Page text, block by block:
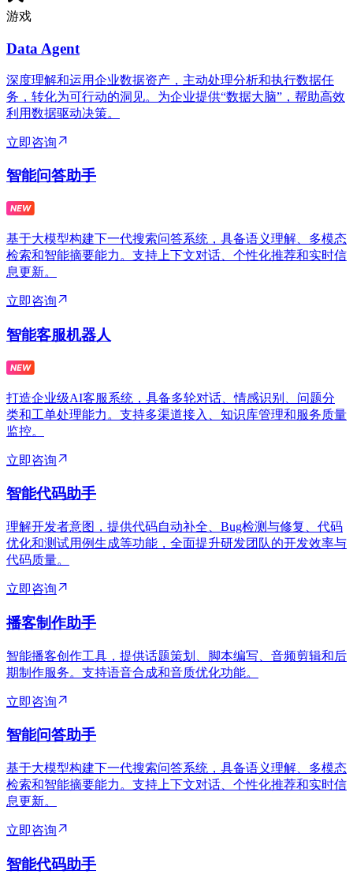
游戏
Data Agent
深度理解和运用企业数据资产，主动处理分析和执行数据任
务，转化为可行动的洞见。为企业提供“数据大脑”，帮助高效
利用数据驱动决策。
立即咨询
智能问答助手
基于大模型构建下一代搜索问答系统，具备语义理解、多模态
检索和智能摘要能力。支持上下文对话、个性化推荐和实时信
息更新。
立即咨询
智能客服机器人
打造企业级AI客服系统，具备多轮对话、情感识别、问题分
类和工单处理能力。支持多渠道接入、知识库管理和服务质量
监控。
立即咨询
智能代码助手
理解开发者意图，提供代码自动补全、Bug检测与修复、代码
优化和测试用例生成等功能，全面提升研发团队的开发效率与
代码质量。
立即咨询
播客制作助手
智能播客创作工具，提供话题策划、脚本编写、音频剪辑和后
期制作服务。支持语音合成和音质优化功能。
立即咨询
智能问答助手
基于大模型构建下一代搜索问答系统，具备语义理解、多模态
检索和智能摘要能力。支持上下文对话、个性化推荐和实时信
息更新。
立即咨询
智能代码助手